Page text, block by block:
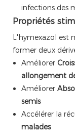
infections des
Propriétés
L'hymexazol est
former deux
Améliorer
allongement
Améliorer
semis
Accélérer la
malades